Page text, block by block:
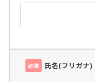
必須 氏名(フリガナ)